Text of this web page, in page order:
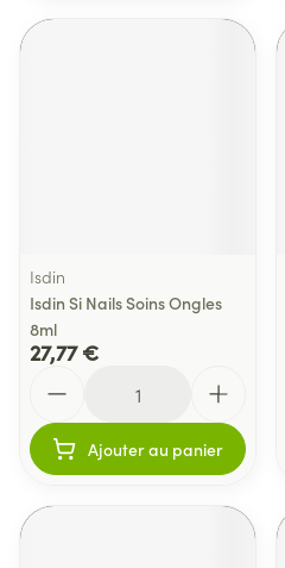
Isdin
Isdin Si Nails Soins Ongles
8ml
27,77 €
Ajouter au panier